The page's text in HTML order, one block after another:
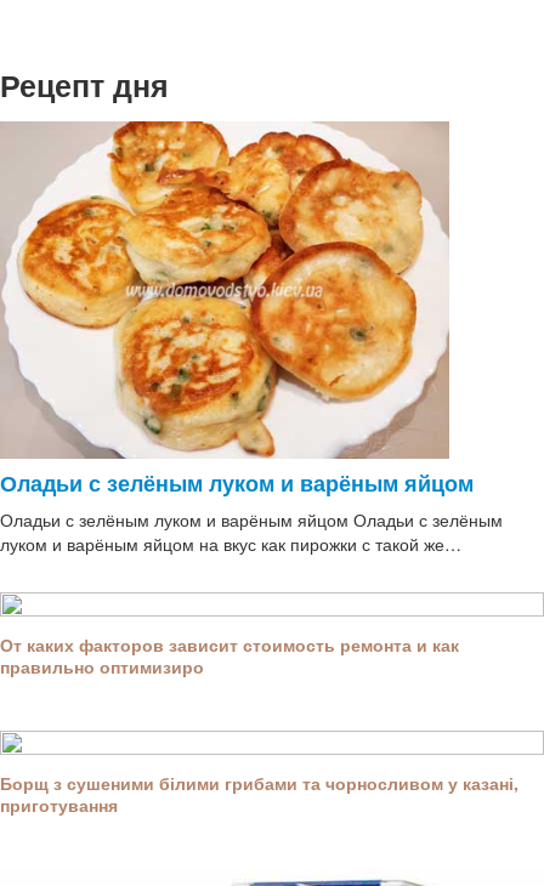
Рецепт дня
Оладьи с зелёным луком и варёным яйцом
Оладьи с зелёным луком и варёным яйцом Оладьи с зелёным
луком и варёным яйцом на вкус как пирожки с такой же…
От каких факторов зависит стоимость ремонта и как
правильно оптимизиро
Борщ з сушеними білими грибами та чорносливом у казані,
приготування